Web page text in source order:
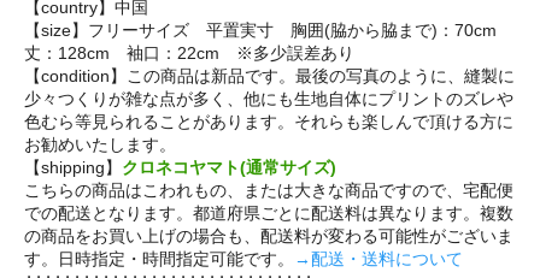
【country】中国
【size】フリーサイズ 平置実寸 胸囲(脇から脇まで)：70cm
丈：128cm 袖口：22cm ※多少誤差あり
【condition】この商品は新品です。最後の写真のように、縫製に
少々つくりが雑な点が多く、他にも生地自体にプリントのズレや
色むら等見られることがあります。それらも楽しんで頂ける方に
お勧めいたします。
【shipping】 クロネコヤマト(通常サイズ)
こちらの商品はこわれもの、または大きな商品ですので、宅配便
での配送となります。都道府県ごとに配送料は異なります。複数
の商品をお買い上げの場合も、配送料が変わる可能性がございま
す。日時指定・時間指定可能です。
→配送・送料について